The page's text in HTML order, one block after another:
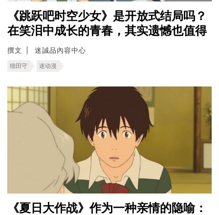
《跳跃吧时空少女》是开放式结局吗？
在笑泪中成长的青春，其实遗憾也值得
撰文 迷誠品內容中心
细田守 迷动漫
《夏日大作战》作为一种亲情的隐喻：